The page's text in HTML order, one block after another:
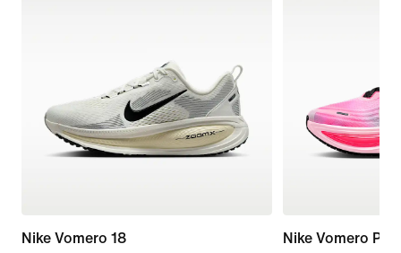
Nike Vomero 18
Nike Vomero Plus